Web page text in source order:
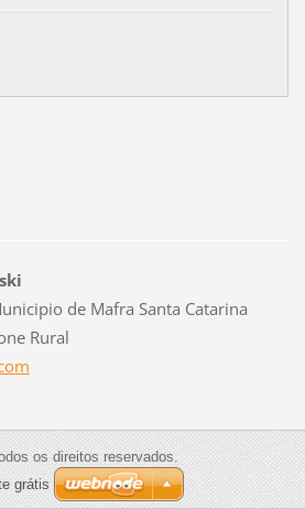
de Mafra Santa Catarina
Rural
m
os direitos reservados.
grátis